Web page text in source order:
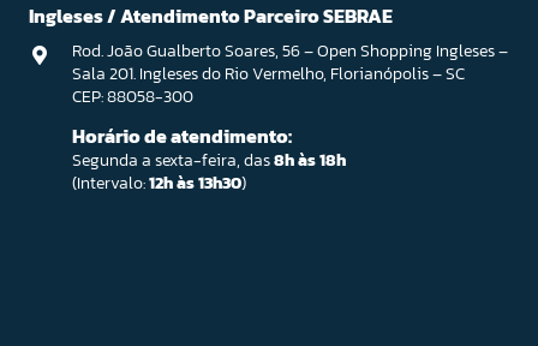
Ingleses / Atendimento Parceiro SEBRAE
Rod. João Gualberto Soares, 56 – Open Shopping Ingleses –
Sala 201. Ingleses do Rio Vermelho, Florianópolis – SC
CEP: 88058-300
Horário de atendimento:
Segunda a sexta-feira, das8h às 18h
(Intervalo:12h às 13h30)